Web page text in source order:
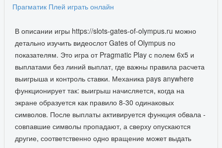
Прагматик Плей играть онлайн
В описании игры https://slots-gates-of-olympus.ru можно
детально изучить видеослот Gates of Olympus по
показателям. Это игра от Pragmatic Play с полем 6x5 и
выплатами без линий выплат, где важны правила расчета
выигрыша и контроль ставки. Механика pays anywhere
функционирует так: выигрыш начисляется, когда на
экране образуется как правило 8-30 одинаковых
символов. После выплаты активируется функция обвала -
совпавшие символы пропадают, а сверху опускаются
другие, соответственно одно вращение может выдать